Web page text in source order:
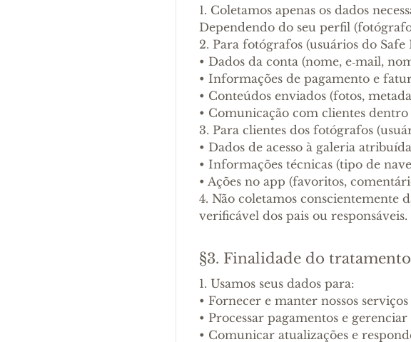
1. Coletamos apenas os dados
Dependendo do seu perfil
2. Para fotógrafos (usuários do Safe
• Dados da conta (nome, e‑mail,
• Informações de pagamento e
• Conteúdos enviados (fotos,
• Comunicação com clientes
3. Para clientes dos fotógrafos
• Dados de acesso à galeria atribuída
• Informações técnicas (tipo de
• Ações no app (favoritos,
4. Não coletamos conscientemente
verificável dos pais ou responsáveis.
§3. Finalidade do
1. Usamos seus dados para:
• Fornecer e manter nossos
• Processar pagamentos e gerenciar
• Comunicar atualizações e